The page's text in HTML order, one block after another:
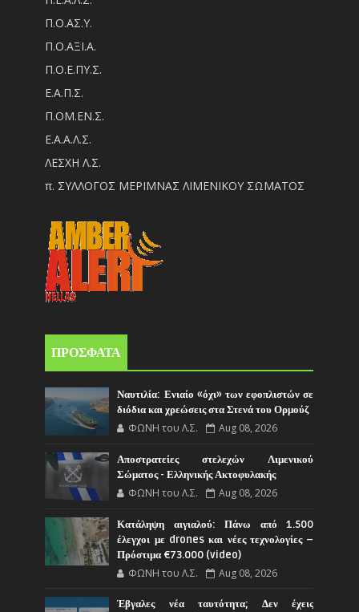
Π.Ο.ΑΣ.Υ.
Π.Ο.ΑΞΙ.Α.
Π.Ο.Ε.ΠΥ.Σ.
Ε.Α.Π.Σ.
Π.ΟM.EN.Σ.
Ε.Α.Α.Λ.Σ.
ΛΕΣΧΗ Λ.Σ.
π. ΣΥΛΛΟΓΟΣ ΜΕΡΙΜΝΑΣ ΛΙΜΕΝΙΚΟΥ ΣΩΜΑΤΟΣ
ΠΡΟΣΦΑΤΑ
Ναυτιλία: Ενιαίο «όχι» των εφοπλιστών σε
διόδια και χρεώσεις στα Στενά του Ορμούζ
ΦΩΝΗ του Λ.Σ. Aug 08, 2026
Αποστρατείες στελεχών Λιμενικού
Σώματος - Ελληνικής Ακτοφυλακής
ΦΩΝΗ του Λ.Σ. Aug 08, 2026
Κατάληψη αιγιαλού: Πάνω από 1.500
έλεγχοι με drones και νέες τεχνολογίες –
Πρόστιμα €73.000 (video)
ΦΩΝΗ του Λ.Σ. Aug 08, 2026
Έβγαλες νέα ταυτότητα; Δεν έχεις